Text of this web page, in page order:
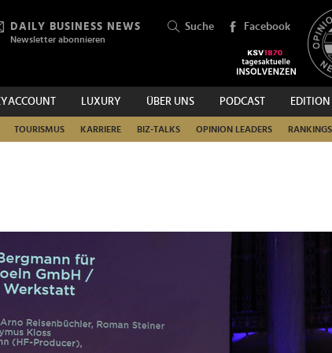
DAILY BUSINESS NEWS
Newsletter abonnieren
Suche Facebook
LUXURY ÜBER UNS PODCAST EDITION
TOURISMUS KARRIERE BIZ-TALKS OPINION LEADERS RANKINGS
SUCHEN